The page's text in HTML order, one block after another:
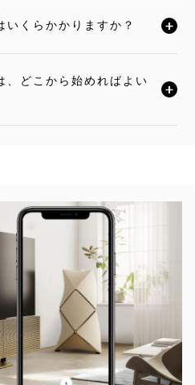
いくらかかりますか？
みいただけます
、どこから始めればよい
いただけます